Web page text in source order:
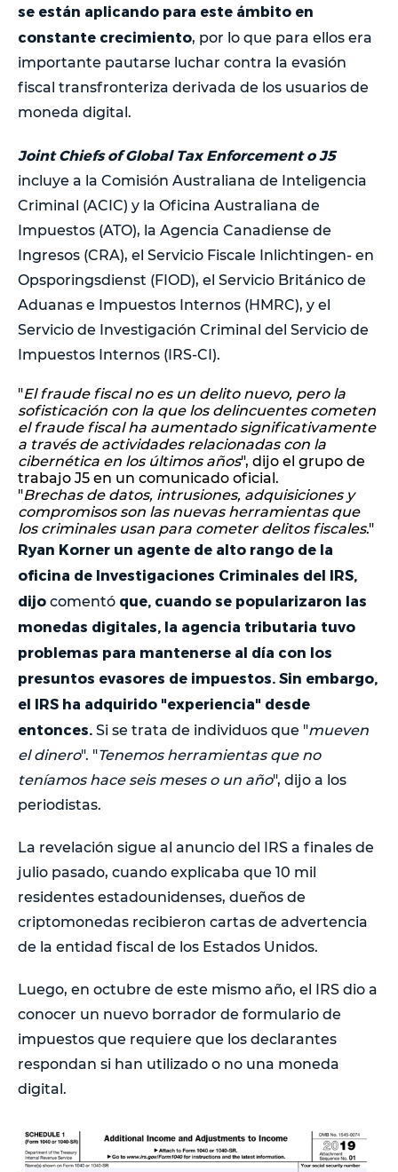
se están aplicando para este ámbito en
constante crecimiento, por lo que para ellos era
importante pautarse luchar contra la evasión
fiscal transfronteriza derivada de los usuarios de
moneda digital.
Joint Chiefs of Global Tax Enforcement o J5
incluye a la Comisión Australiana de Inteligencia
Criminal (ACIC) y la Oficina Australiana de
Impuestos (ATO), la Agencia Canadiense de
Ingresos (CRA), el Servicio Fiscale Inlichtingen- en
Opsporingsdienst (FIOD), el Servicio Británico de
Aduanas e Impuestos Internos (HMRC), y el
Servicio de Investigación Criminal del Servicio de
Impuestos Internos (IRS-CI).
"El fraude fiscal no es un delito nuevo, pero la
sofisticación con la que los delincuentes cometen
el fraude fiscal ha aumentado significativamente
a través de actividades relacionadas con la
cibernética en los últimos años", dijo el grupo de
trabajo J5 en un comunicado oficial.
"Brechas de datos, intrusiones, adquisiciones y
compromisos son las nuevas herramientas que
los criminales usan para cometer delitos fiscales."
Ryan Korner un agente de alto rango de la
oficina de Investigaciones Criminales del IRS,
dijo comentó que, cuando se popularizaron las
monedas digitales, la agencia tributaria tuvo
problemas para mantenerse al día con los
presuntos evasores de impuestos. Sin embargo,
el IRS ha adquirido "experiencia" desde
entonces. Si se trata de individuos que "mueven
el dinero". "Tenemos herramientas que no
teníamos hace seis meses o un año", dijo a los
periodistas.
La revelación sigue al anuncio del IRS a finales de
julio pasado, cuando explicaba que 10 mil
residentes estadounidenses, dueños de
criptomonedas recibieron cartas de advertencia
de la entidad fiscal de los Estados Unidos.
Luego, en octubre de este mismo año, el IRS dio a
conocer un nuevo borrador de formulario de
impuestos que requiere que los declarantes
respondan si han utilizado o no una moneda
digital.